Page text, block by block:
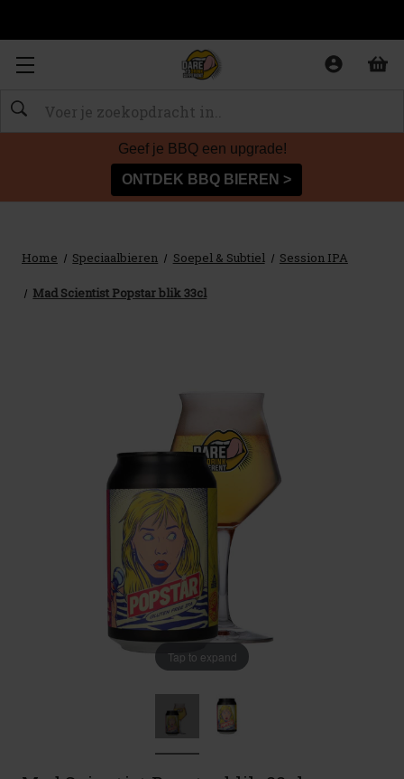
Zoeken
Geef je BBQ een upgrade!
ONTDEK BBQ BIEREN >
Home Speciaalbieren Soepel & Subtiel Session IPA
Mad Scientist Popstar blik 33cl
Tap to expand